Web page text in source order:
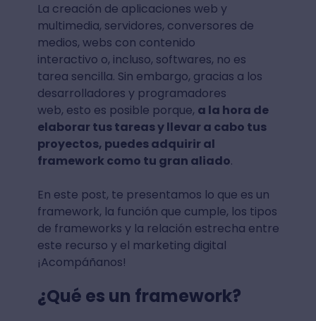
La creación de aplicaciones web y
multimedia, servidores, conversores de
medios, webs con contenido
interactivo o, incluso, softwares, no es
tarea sencilla. Sin embargo, gracias a los
desarrolladores y programadores
web, esto es posible porque, a la hora de
elaborar tus tareas y llevar a cabo tus
proyectos, puedes adquirir al
framework como tu gran aliado.
En este post, te presentamos lo que es un
framework, la función que cumple, los tipos
de frameworks y la relación estrecha entre
este recurso y el marketing digital
¡Acompáñanos!
¿Qué es un framework?